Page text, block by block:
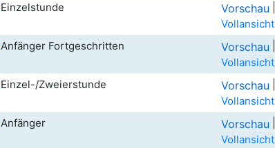
Einzelstunde Vorschau
Vollansicht
Anfänger Fortgeschritten Vorschau
Vollansicht
Einzel-/Zweierstunde Vorschau
Vollansicht
Anfänger Vorschau
Vollansicht